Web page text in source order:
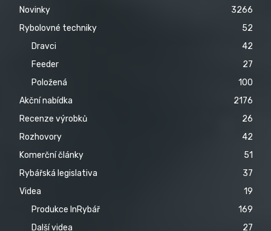
Novinky
3266
Rybolovné techniky
52
Dravci
42
Feeder
27
Položená
100
Akční nabídka
2176
Recenze výrobků
26
Rozhovory
42
Komerční články
51
Rybářská legislativa
37
Videa
19
Produkce InRybář
169
Další videa
27